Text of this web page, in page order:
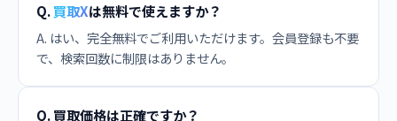
Q.買取Xは無料で使えますか？
A. はい、完全無料でご利用いただけます。会員登録も不要
で、検索回数に制限はありません。
Q. 買取価格は正確ですか？